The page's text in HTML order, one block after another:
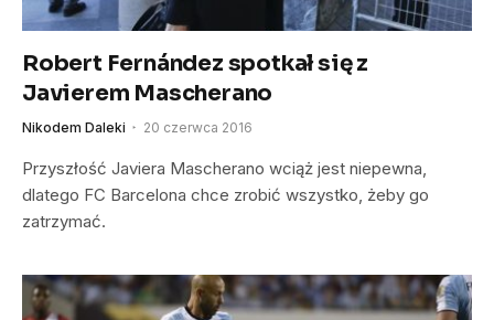
Robert Fernández spotkał się z
Javierem Mascherano
Nikodem Daleki 20 czerwca 2016
Przyszłość Javiera Mascherano wciąż jest niepewna,
dlatego FC Barcelona chce zrobić wszystko, żeby go
zatrzymać.